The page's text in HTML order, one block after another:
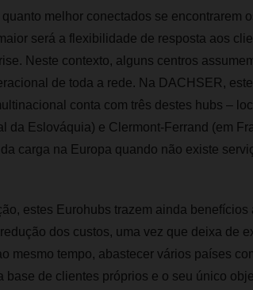
melhor conectados se encontrarem
será a flexibilidade de resposta aos
Neste contexto, alguns centros
de toda a rede. Na DACHSER,
conta com três destes hubs –
da Eslováquia) e Clermont-Ferrand (em
carga na Europa quando não existe
estes Eurohubs trazem ainda
dos custos, uma vez que deixa de
mesmo tempo, abastecer vários países
base de clientes próprios e o seu único